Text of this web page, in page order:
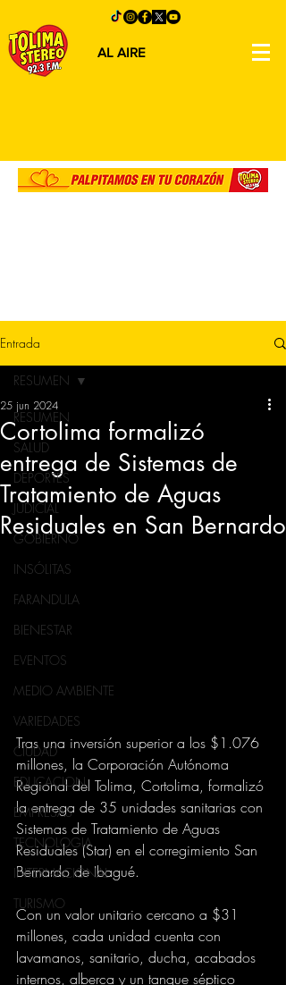
AL AIRE
Entrada
RESUMEN
SALUD
DEPORTES
JUDICIAL
GOBIERNO
INSÓLITAS
FARANDULA
BIENESTAR
EVENTOS
MEDIO AMBIENTE
VARIEDADES
CIUDAD
EDUCACION
EMPRESAS
TECNOLOGIA
INTERNACIONAL
TURISMO
RESUMEN
Cortolima formalizó
entrega de Sistemas de
Tratamiento de Aguas
Residuales en San Bernardo
25 jun 2024
Tras una inversión superior a los $1.076
millones, la Corporación Autónoma
Regional del Tolima, Cortolima, formalizó
la entrega de 35 unidades sanitarias con
Sistemas de Tratamiento de Aguas
Residuales (Star) en el corregimiento San
Bernardo de Ibagué.
Con un valor unitario cercano a $31
millones, cada unidad cuenta con
lavamanos, sanitario, ducha, acabados
internos, alberca y un tanque séptico